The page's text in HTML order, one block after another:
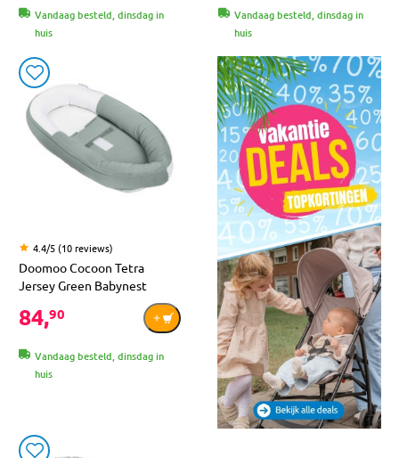
Vandaag besteld, dinsdag in
huis
Vandaag besteld, dinsdag in
huis
4.4/5 (10 reviews)
Doomoo Cocoon Tetra
Jersey Green Babynest
84,90
Vandaag besteld, dinsdag in
huis